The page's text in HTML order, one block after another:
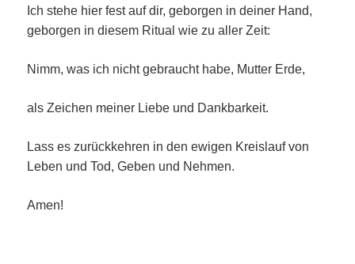
Ich stehe hier fest auf dir, geborgen in deiner Hand,
geborgen in diesem Ritual wie zu aller Zeit:
Nimm, was ich nicht gebraucht habe, Mutter Erde,
als Zeichen meiner Liebe und Dankbarkeit.
Lass es zurückkehren in den ewigen Kreislauf von
Leben und Tod, Geben und Nehmen.
Amen!